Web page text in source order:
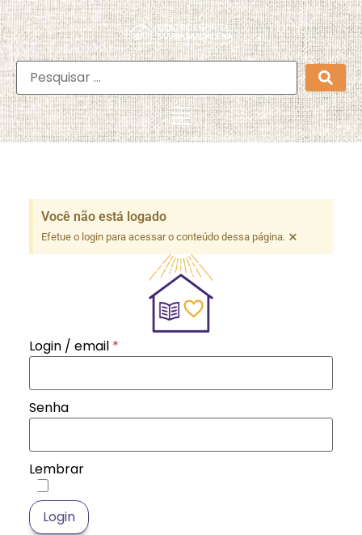
Você não está logado
Efetue o login para acessar o conteúdo dessa página. ×
Login / email *
Senha
Lembrar
Login